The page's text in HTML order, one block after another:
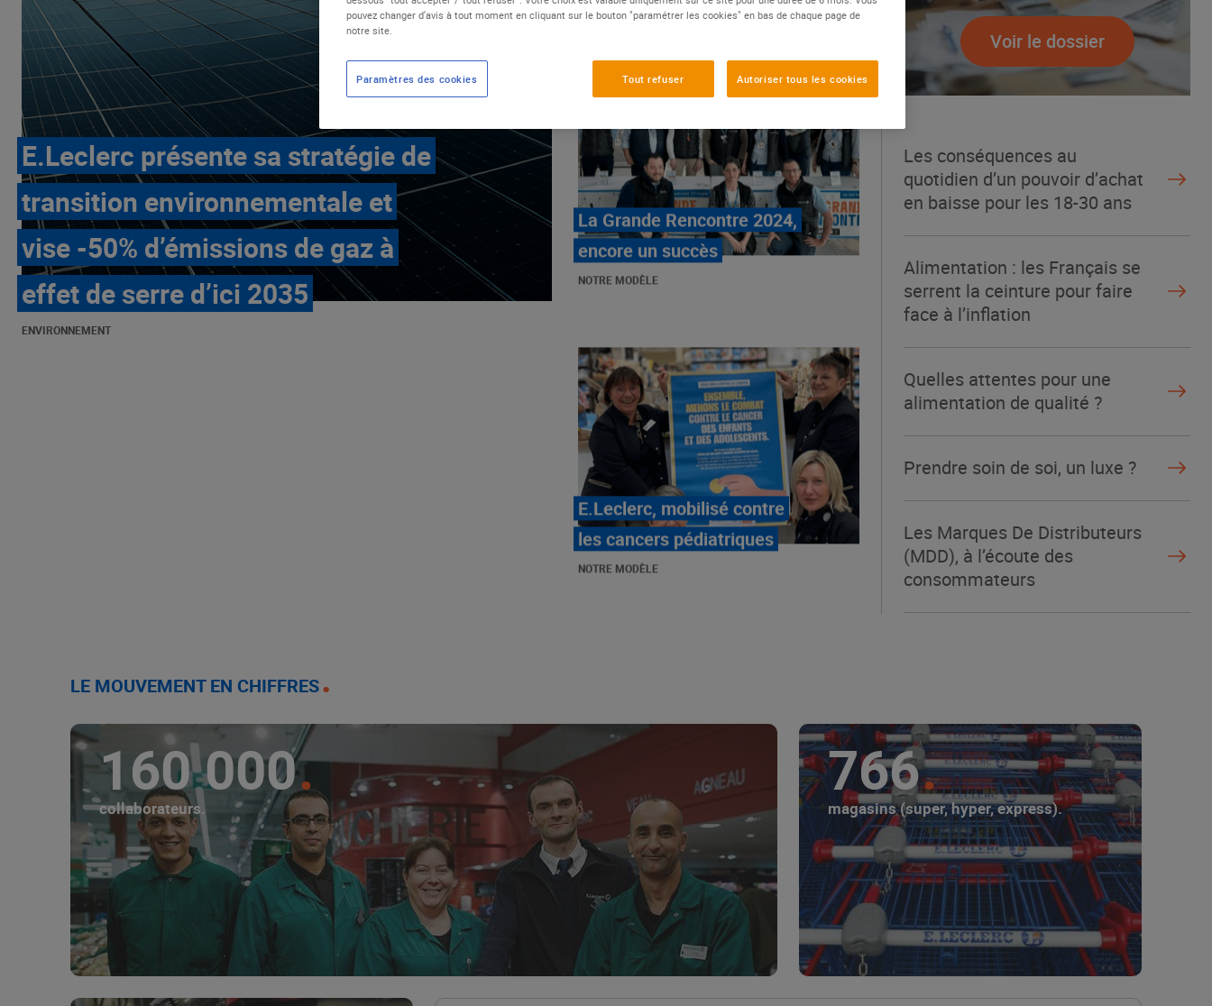
E.Leclerc présente sa stratégie de
transition environnementale et
vise -50% d’émissions de gaz à
effet de serre d’ici 2035
ENVIRONNEMENT
E.Leclerc, mobilisé contre
les cancers pédiatriques
NOTRE MODÈLE
LE MOUVEMENT
E.LECLERC ET SES
COMBATS
NOTRE MODÈLE
« Repérage » - La nouvelle
revue de tendances de
Marque Repère
ALIMENTATION DE QUALITÉ
Voir le dossier
Les conséquences au
quotidien d’un pouvoir d’achat
en baisse pour les 18-30 ans
Alimentation : les Français se
serrent la ceinture pour faire
face à l’inflation
Quelles attentes pour une
alimentation de qualité ?
Prendre soin de soi, un luxe ?
Les Marques De Distributeurs
(MDD), à l’écoute des
consommateurs
LE MOUVEMENT EN CHIFFRES
160 000
collaborateurs.
766
magasins (super, hyper, express).
pouvez changer d'avis à tout moment en cliquant sur le bouton "paramétrer les cookies" en bas de chaque page de
notre site.
Tout refuser Autoriser tous les cookies
Paramètres des cookies